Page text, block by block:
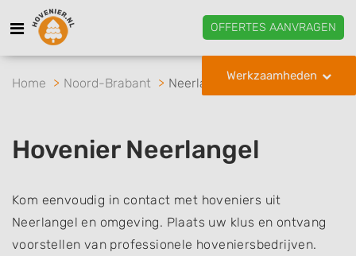
OFFERTES AANVRAGEN
Werkzaamheden
Home Noord-Brabant Neerlangel
Hovenier Neerlangel
Kom eenvoudig in contact met hoveniers uit
Neerlangel en omgeving. Plaats uw klus en ontvang
voorstellen van professionele hoveniersbedrijven.